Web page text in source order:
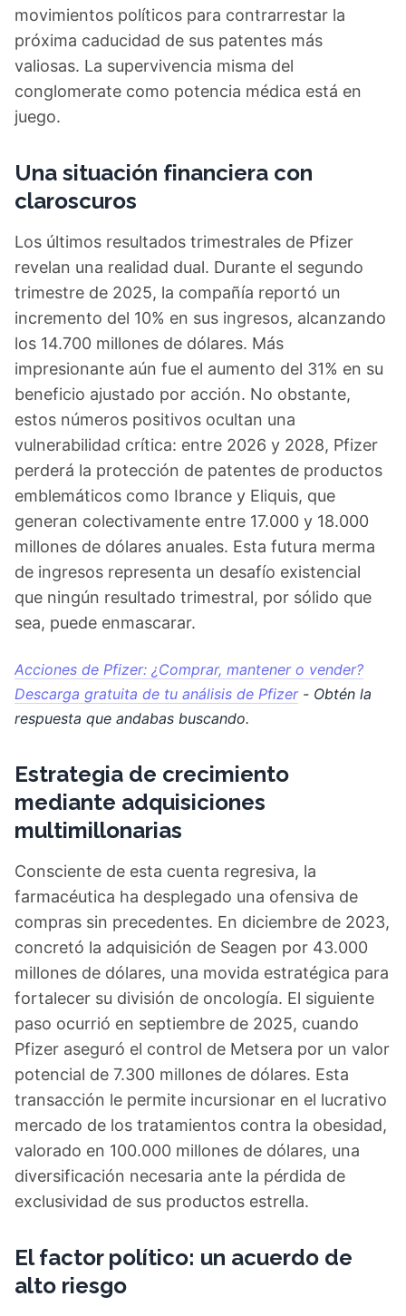
movimientos políticos para contrarrestar la
próxima caducidad de sus patentes más
valiosas. La supervivencia misma del
conglomerate como potencia médica está en
juego.
Una situación financiera con
claroscuros
Los últimos resultados trimestrales de Pfizer
revelan una realidad dual. Durante el segundo
trimestre de 2025, la compañía reportó un
incremento del 10% en sus ingresos, alcanzando
los 14.700 millones de dólares. Más
impresionante aún fue el aumento del 31% en su
beneficio ajustado por acción. No obstante,
estos números positivos ocultan una
vulnerabilidad crítica: entre 2026 y 2028, Pfizer
perderá la protección de patentes de productos
emblemáticos como Ibrance y Eliquis, que
generan colectivamente entre 17.000 y 18.000
millones de dólares anuales. Esta futura merma
de ingresos representa un desafío existencial
que ningún resultado trimestral, por sólido que
sea, puede enmascarar.
Acciones de Pfizer: ¿Comprar, mantener o vender?
Descarga gratuita de tu análisis de Pfizer- Obtén la
respuesta que andabas buscando.
Estrategia de crecimiento
mediante adquisiciones
multimillonarias
Consciente de esta cuenta regresiva, la
farmacéutica ha desplegado una ofensiva de
compras sin precedentes. En diciembre de 2023,
concretó la adquisición de Seagen por 43.000
millones de dólares, una movida estratégica para
fortalecer su división de oncología. El siguiente
paso ocurrió en septiembre de 2025, cuando
Pfizer aseguró el control de Metsera por un valor
potencial de 7.300 millones de dólares. Esta
transacción le permite incursionar en el lucrativo
mercado de los tratamientos contra la obesidad,
valorado en 100.000 millones de dólares, una
diversificación necesaria ante la pérdida de
exclusividad de sus productos estrella.
El factor político: un acuerdo de
alto riesgo